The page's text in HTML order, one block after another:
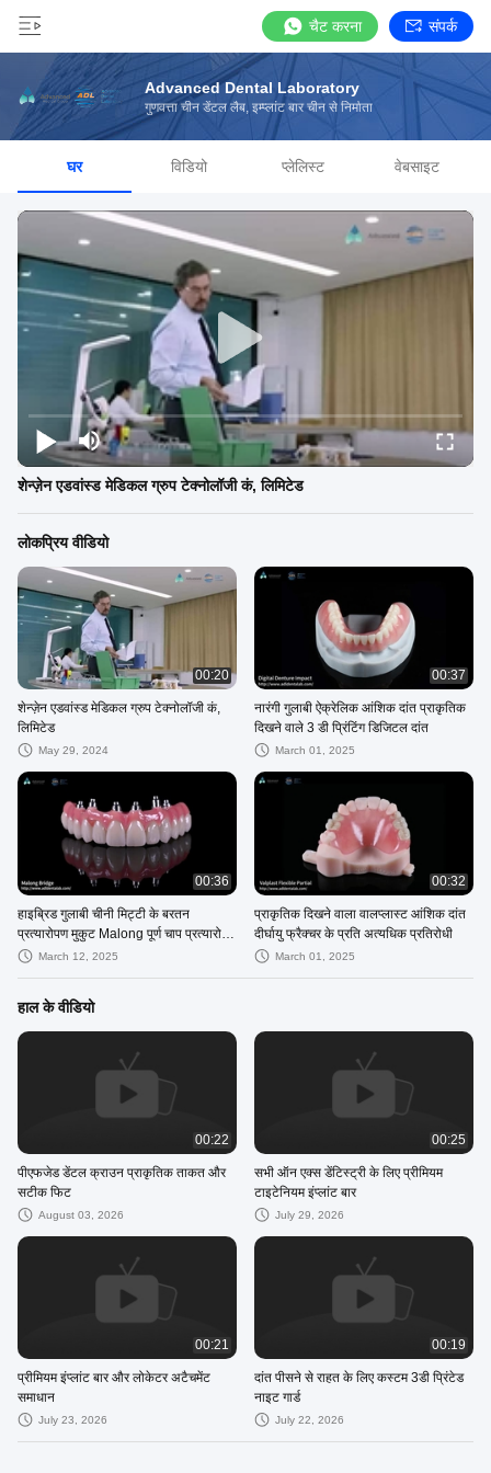
चैट करना संपर्क
Advanced Dental Laboratory
गुणवत्ता चीन डेंटल लैब, इम्प्लांट बार चीन से निर्माता
घर विडियो प्लेलिस्ट वेबसाइट
शेन्ज़ेन एडवांस्ड मेडिकल ग्रुप टेक्नोलॉजी कं, लिमिटेड
लोकप्रिय वीडियो
00:20
शेन्ज़ेन एडवांस्ड मेडिकल ग्रुप टेक्नोलॉजी कं,
लिमिटेड
May 29, 2024
00:37
नारंगी गुलाबी ऐक्रेलिक आंशिक दांत प्राकृतिक
दिखने वाले 3 डी प्रिंटिंग डिजिटल दांत
March 01, 2025
00:36
हाइब्रिड गुलाबी चीनी मिट्टी के बरतन
प्रत्यारोपण मुकुट Malong पूर्ण चाप प्रत्यारोपण
पुल तत्काल लोडिंग
March 12, 2025
00:32
प्राकृतिक दिखने वाला वालप्लास्ट आंशिक दांत
दीर्घायु फ्रैक्चर के प्रति अत्यधिक प्रतिरोधी
March 01, 2025
हाल के वीडियो
00:22
पीएफजेड डेंटल क्राउन प्राकृतिक ताकत और
सटीक फिट
August 03, 2026
00:25
सभी ऑन एक्स डेंटिस्ट्री के लिए प्रीमियम
टाइटेनियम इंप्लांट बार
July 29, 2026
00:21
प्रीमियम इंप्लांट बार और लोकेटर अटैचमेंट
समाधान
July 23, 2026
00:19
दांत पीसने से राहत के लिए कस्टम 3डी प्रिंटेड
नाइट गार्ड
July 22, 2026